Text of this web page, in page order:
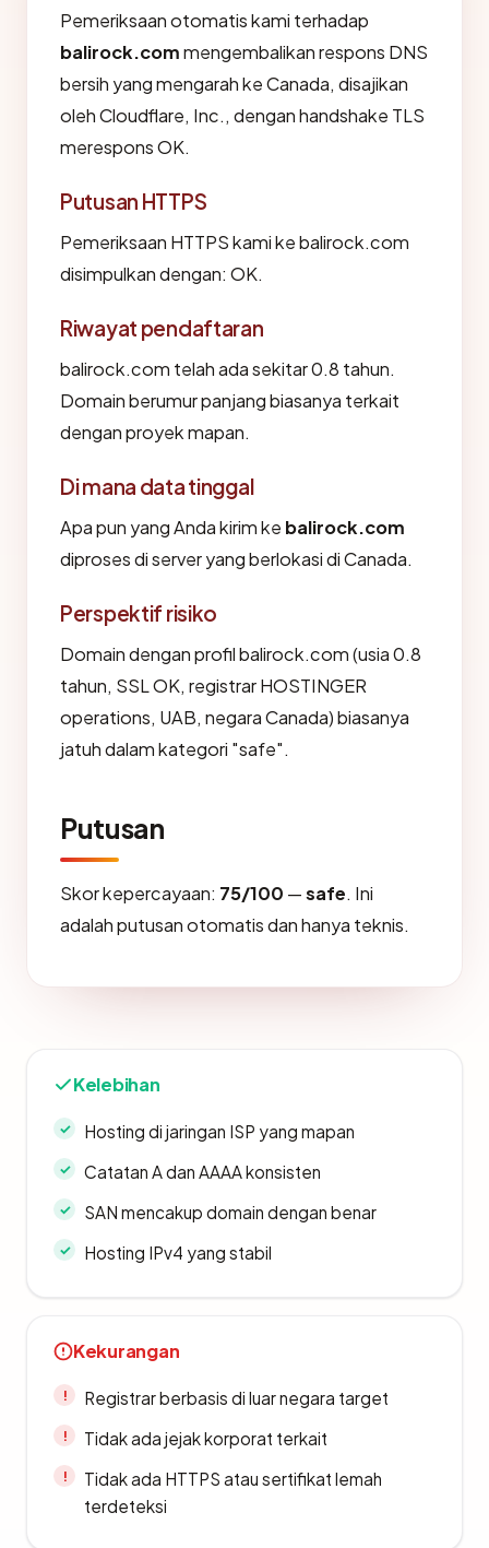
Pemeriksaan otomatis kami terhadap
balirock.commengembalikan respons DNS
bersih yang mengarah ke Canada, disajikan
oleh Cloudflare, Inc., dengan handshake TLS
merespons OK.
Putusan HTTPS
Pemeriksaan HTTPS kami ke balirock.com
disimpulkan dengan: OK.
Riwayat pendaftaran
balirock.com telah ada sekitar 0.8 tahun.
Domain berumur panjang biasanya terkait
dengan proyek mapan.
Di mana data tinggal
Apa pun yang Anda kirim ke balirock.com
diproses di server yang berlokasi di Canada.
Perspektif risiko
Domain dengan profil balirock.com (usia 0.8
tahun, SSL OK, registrar HOSTINGER
operations, UAB, negara Canada) biasanya
jatuh dalam kategori "safe".
Putusan
Skor kepercayaan: 75/100 —safe. Ini
adalah putusan otomatis dan hanya teknis.
Kelebihan
Hosting di jaringan ISP yang mapan
Catatan A dan AAAA konsisten
SAN mencakup domain dengan benar
Hosting IPv4 yang stabil
Kekurangan
Registrar berbasis di luar negara target
Tidak ada jejak korporat terkait
Tidak ada HTTPS atau sertifikat lemah
terdeteksi